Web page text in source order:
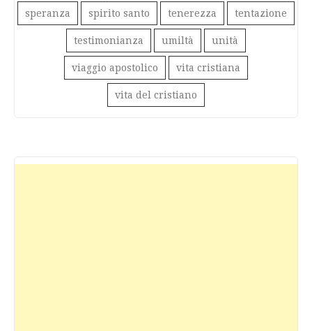
speranza spirito santo tenerezza tentazione
testimonianza umiltà unità
viaggio apostolico vita cristiana
vita del cristiano